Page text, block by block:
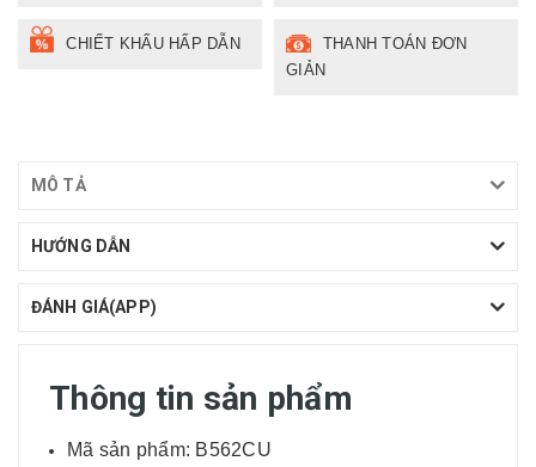
CHIẾT KHẤU HẤP DẪN
THANH TOÁN ĐƠN
GIẢN
MÔ TẢ
HƯỚNG DẪN
ĐÁNH GIÁ(APP)
Thông tin sản phẩm
Mã sản phẩm: B562CU